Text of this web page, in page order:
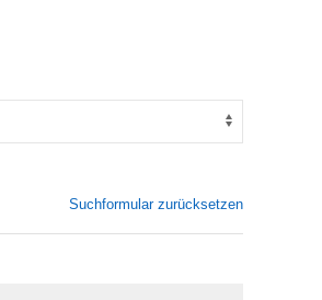
Suchformular zurücksetzen